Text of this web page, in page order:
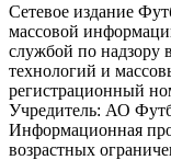
Сетевое издание
массовой
службой по надзору
технологий и
регистрационный
Учредитель: АО
Информационная
возрастных